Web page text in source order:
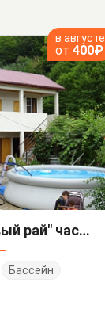
в августе
от 400₽
"Апельсиновый рай" частный сектор
Бассейн